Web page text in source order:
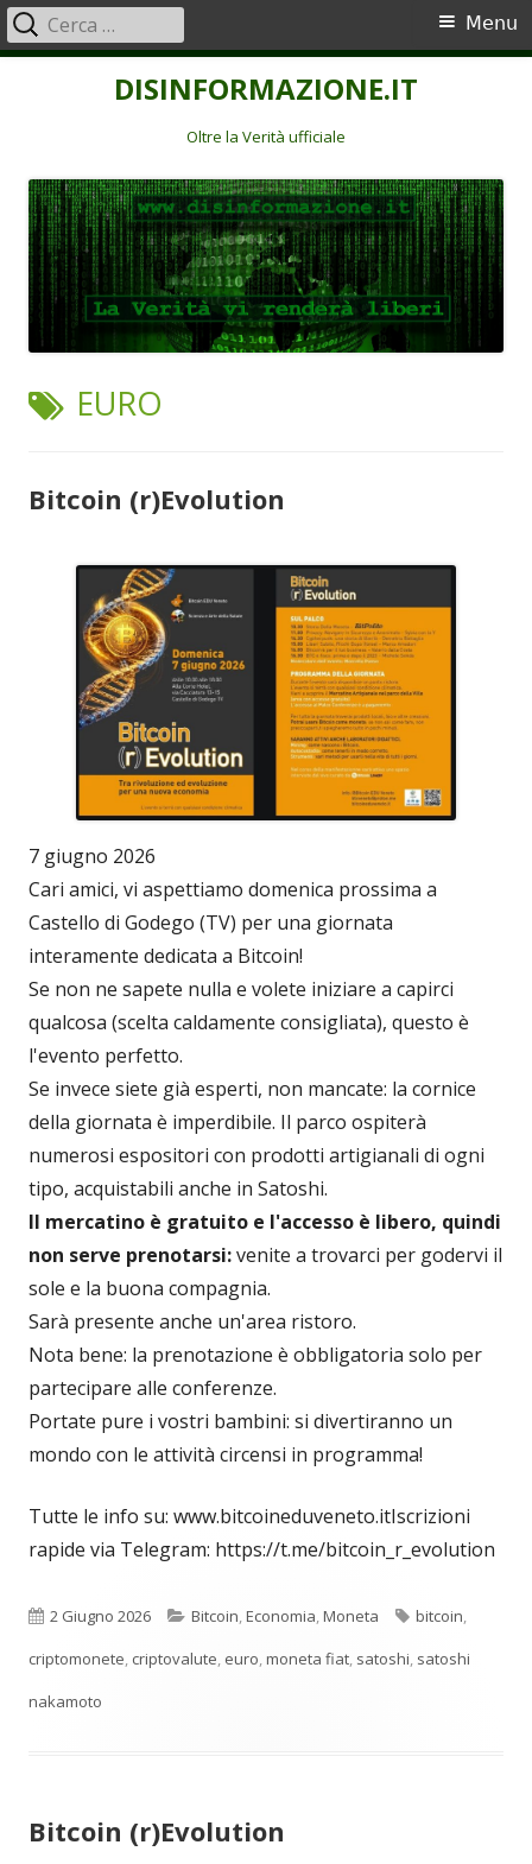
DISINFORMAZIONE.IT
Oltre la Verità ufficiale
Menu
principale
Menu
Ricerca
per:
TAG:
EURO
Bitcoin (r)Evolution
7 giugno 2026
Cari amici, vi aspettiamo domenica prossima a
Castello di Godego (TV) per una giornata
interamente dedicata a Bitcoin!
Se non ne sapete nulla e volete iniziare a capirci
qualcosa (scelta caldamente consigliata), questo è
l'evento perfetto.
Se invece siete già esperti, non mancate: la cornice
della giornata è imperdibile. Il parco ospiterà
numerosi espositori con prodotti artigianali di ogni
tipo, acquistabili anche in Satoshi.
Il mercatino è gratuito e l'accesso è libero, quindi
non serve prenotarsi:venite a trovarci per godervi il
sole e la buona compagnia.
Sarà presente anche un'area ristoro.
Nota bene: la prenotazione è obbligatoria solo per
partecipare alle conferenze.
Portate pure i vostri bambini: si divertiranno un
mondo con le attività circensi in programma!
Tutte le info su: www.bitcoineduveneto.itIscrizioni
rapide via Telegram: https://t.me/bitcoin_r_evolution
Pubblicato
2 Giugno 2026 Categorie
Bitcoin,Economia,Moneta Tag
bitcoin,
criptomonete, criptovalute, euro,moneta fiat, satoshi, satoshi
nakamoto
Bitcoin (r)Evolution